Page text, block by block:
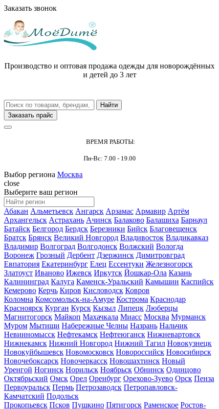
Заказать звонок
Производство и оптовая продажа одежды для новорождённых
и детей до 3 лет
Заказать прайс
ВРЕМЯ РАБОТЫ:
Пн-Вс: 7.00 - 19.00
Выбор региона Москва
close
Выберите ваш регион
Абакан Альметьевск Ангарск Арзамас Армавир Артём
Архангельск Астрахань Ачинск Балаково Балашиха Барнаул
Батайск Белгород Бердск Березники Бийск Благовещенск
Братск Брянск Великий Новгород Владивосток Владикавказ
Владимир Волгоград Волгодонск Волжский Вологда
Воронеж Грозный Дербент Дзержинск Димитровград
Евпатория Екатеринбург Елец Ессентуки Железногорск
Златоуст Иваново Ижевск Иркутск Йошкар-Ола Казань
Калининград Калуга Каменск-Уральский Камышин Каспийск
Кемерово Керчь Киров Кисловодск Ковров
Коломна Комсомольск-на-Амуре Кострома Краснодар
Красноярск Курган Курск Кызыл Липецк Люберцы
Магнитогорск Майкоп Махачкала Миасс Москва Мурманск
Муром Мытищи Набережные Челны Назрань Нальчик
Невинномысск Нефтекамск Нефтеюганск Нижневартовск
Нижнекамск Нижний Новгород Нижний Тагил Новокузнецк
Новокуйбышевск Новомосковск Новороссийск Новосибирск
Новочебоксарск Новочеркасск Новошахтинск Новый
Уренгой Ногинск Норильск Ноябрьск Обнинск Одинцово
Октябрьский Омск Орел Оренбург Орехово-Зуево Орск Пенза
Первоуральск Пермь Петрозаводск Петропавловск-
Камчатский Подольск
Прокопьевск Псков Пушкино Пятигорск Раменское Ростов-